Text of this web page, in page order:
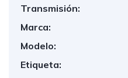
Transmisión:
Marca:
Modelo:
Etiqueta: